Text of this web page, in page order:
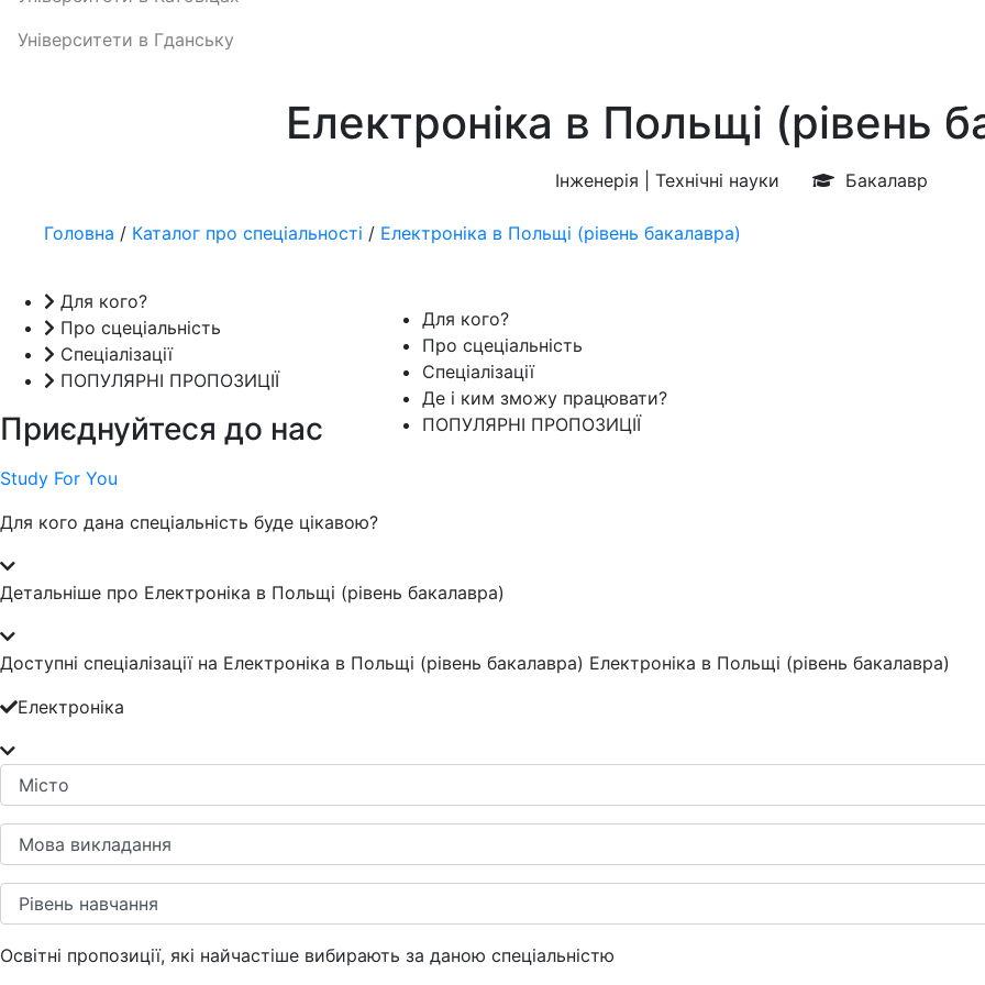
Університети в Гданську
Електроніка в Польщі (рівень
Інженерія | Технічні науки Бакалавр
Головна / Каталог про спеціальності / Електроніка в Польщі (рівень бакалавра)
Для кого?
Про сцеціальність
Спеціалізації
ПОПУЛЯРНІ ПРОПОЗИЦІЇ
Приєднуйтеся до нас
Study For You
Для кого?
Про сцеціальність
Спеціалізації
Де і ким зможу працювати?
ПОПУЛЯРНІ ПРОПОЗИЦІЇ
Для кого дана спеціальність буде цікавою?
Детальніше про Електроніка в Польщі (рівень бакалавра)
Доступні спеціалізації на Електроніка в Польщі (рівень бакалавра) Електроніка в Польщі (рівень бакалавра)
Електроніка
Освітні пропозиції, які найчастіше вибирають за даною спеціальністю